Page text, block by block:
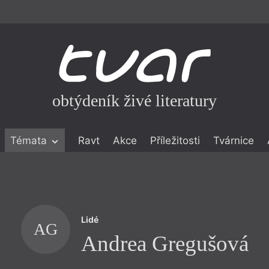
obtýdeník živé literatury
Témata Ravt Akce Příležitosti Tvárnice
AG Lidé
Andrea Gregušová